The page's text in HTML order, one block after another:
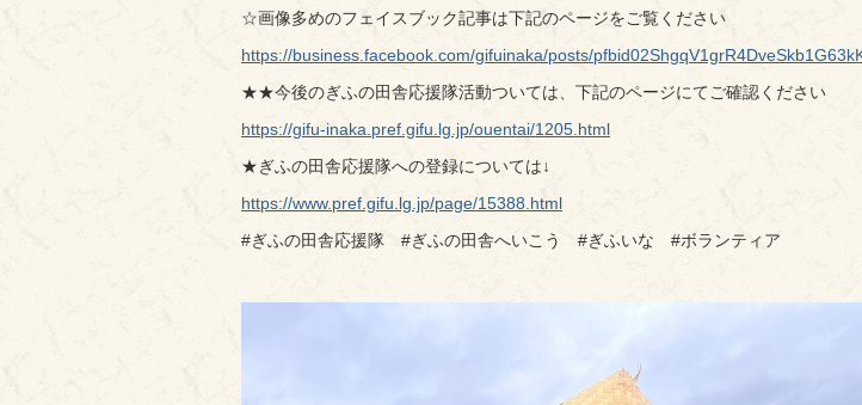
☆画像多めのフェイスブック記事は下記のページをご覧ください
https://business.facebook.com/gifuinaka/posts/
★★今後のぎふの田舎応援隊活動ついては、下記のページにてご確認ください
https://gifu-inaka.pref.gifu.lg.jp/ouentai/1205.html
★ぎふの田舎応援隊への登録については↓
https://www.pref.gifu.lg.jp/page/15388.html
#ぎふの田舎応援隊 #ぎふの田舎へいこう #ぎふいな #ボランティア